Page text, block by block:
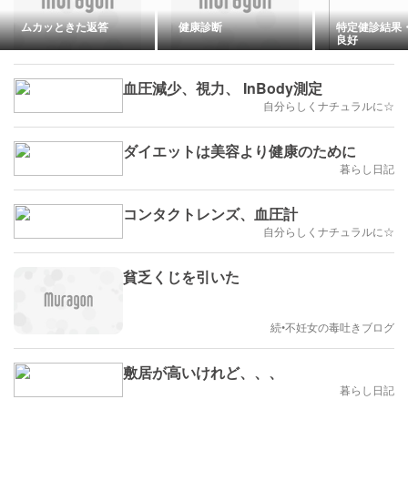
ムカッときた返答 健康診断 特定健診結果
良好
血圧減少、視力、 InBody測定
自分らしくナチュラルに☆
ダイエットは美容より健康のために
暮らし日記
コンタクトレンズ、血圧計
自分らしくナチュラルに☆
貧乏くじを引いた
続•不妊女の毒吐きブログ
敷居が高いけれど、、、
暮らし日記